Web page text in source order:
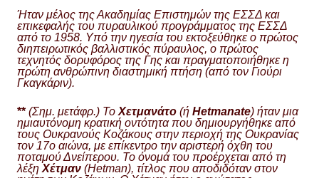
Ήταν μέλος της Ακαδημίας Επιστημών της ΕΣΣΔ και
επικεφαλής του πυραυλικού προγράμματος της ΕΣΣΔ
από το 1958. Υπό την ηγεσία του εκτοξεύθηκε ο πρώτος
διηπειρωτικός βαλλιστικός πύραυλος, ο πρώτος
τεχνητός δορυφόρος της Γης και πραγματοποιήθηκε η
πρώτη ανθρώπινη διαστημική πτήση (από τον Γιούρι
Γκαγκάριν).
** (Σημ. μετάφρ.) ΤοΧετμανάτο (ή Hetmanate) ήταν μια
ημιαυτόνομη κρατική οντότητα που δημιουργήθηκε από
τους Ουκρανούς Κοζάκους στην περιοχή της Ουκρανίας
τον 17ο αιώνα, με επίκεντρο την αριστερή όχθη του
ποταμού Δνείπερου. Το όνομά του προέρχεται από τη
λέξηΧέτμαν (Hetman), τίτλος που αποδιδόταν στον